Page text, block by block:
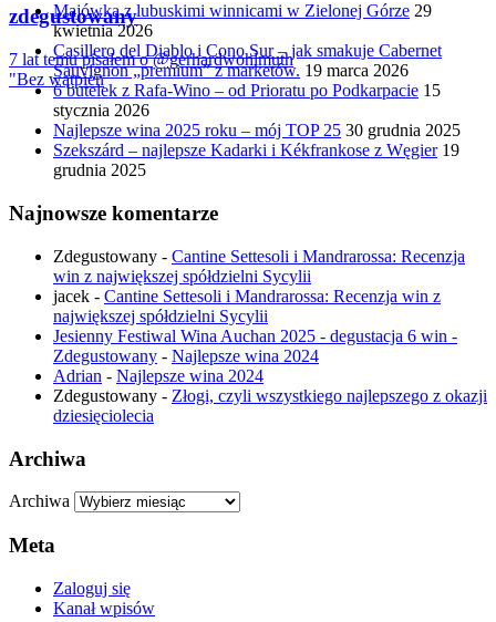
zdegustowany
7 lat temu pisałem o @gerhardwohlmuth
"Bez wątpien
Majówka z lubuskimi winnicami w Zielonej Górze 29
kwietnia 2026
Casillero del Diablo i Cono Sur – jak smakuje Cabernet
Sauvignon „premium” z marketów. 19 marca 2026
6 butelek z Rafa-Wino – od Prioratu po Podkarpacie 15
stycznia 2026
Najlepsze wina 2025 roku – mój TOP 25 30 grudnia 2025
Szekszárd – najlepsze Kadarki i Kékfrankose z Węgier 19
grudnia 2025
Najnowsze komentarze
Zdegustowany - Cantine Settesoli i Mandrarossa: Recenzja
win z największej spółdzielni Sycylii
jacek - Cantine Settesoli i Mandrarossa: Recenzja win z
największej spółdzielni Sycylii
Jesienny Festiwal Wina Auchan 2025 - degustacja 6 win -
Zdegustowany - Najlepsze wina 2024
Adrian - Najlepsze wina 2024
Zdegustowany - Złogi, czyli wszystkiego najlepszego z okazji
dziesięciolecia
Archiwa
Archiwa
Meta
Zaloguj się
Kanał wpisów